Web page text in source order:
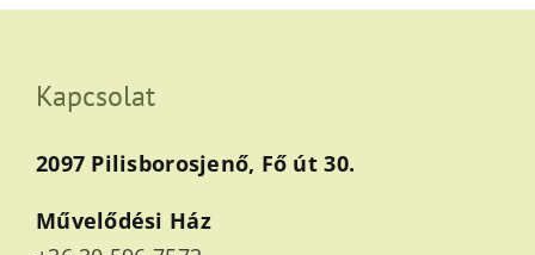
Kapcsolat
2097 Pilisborosjenő, Fő út 30.
Művelődési Ház